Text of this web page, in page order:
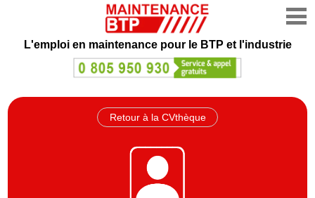
L'emploi en maintenance pour le BTP et l'industrie
Retour à la CVthèque